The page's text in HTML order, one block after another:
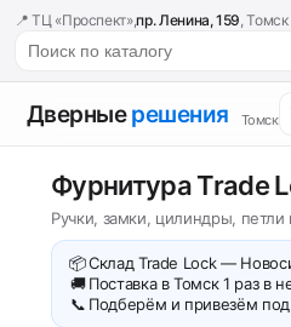
📍 ТЦ «Проспект»,пр. Ленина, 159, Томск
Дверныерешения Томск
Фурнитура Trade
Ручки, замки, цилиндры, петли
📦Склад Trade Lock —
🚚 Поставка в Томск 1 раз в
📞 Подберём и привезём под